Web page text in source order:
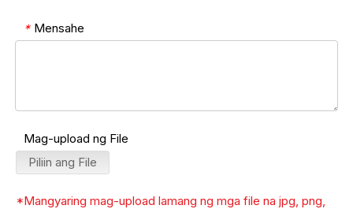
* Mensahe
Mag-upload ng File
Piliin ang File
*Mangyaring mag-upload lamang ng mga file na jpg, png,